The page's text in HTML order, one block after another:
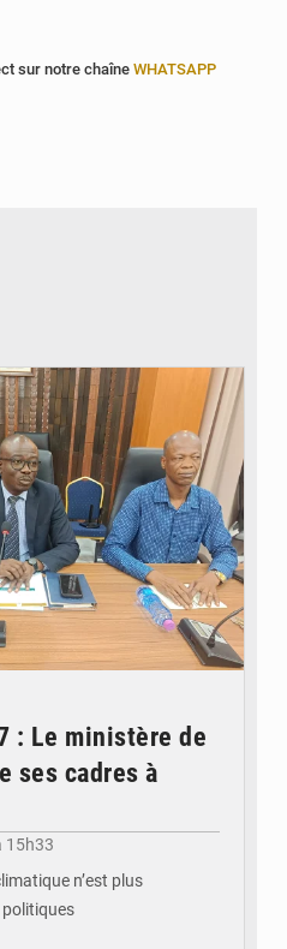
sur notre chaîne WHATSAPP
: Le ministère de
ses cadres à
15h33
n’est plus
politiques